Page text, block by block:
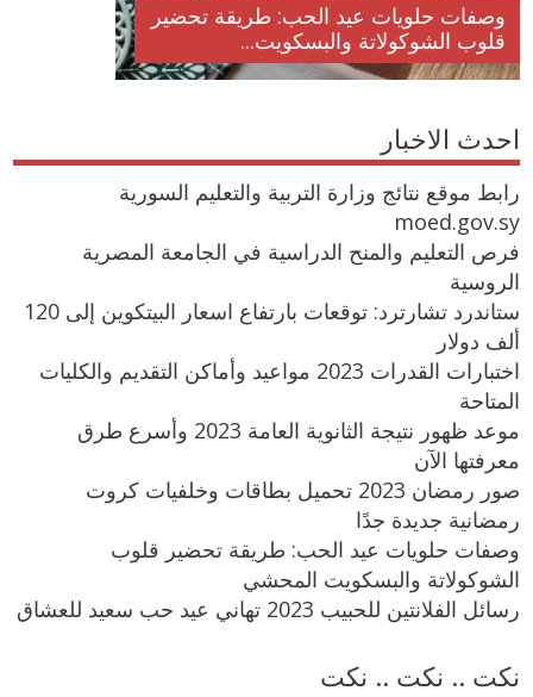
وصفات حلويات عيد الحب: طريقة تحضير
قلوب الشوكولاتة والبسكويت...
احدث الاخبار
رابط موقع نتائج وزارة التربية والتعليم السورية
moed.gov.sy
فرص التعليم والمنح الدراسية في الجامعة المصرية
الروسية
ستاندرد تشارترد: توقعات بارتفاع اسعار البيتكوين إلى 120
ألف دولار
اختبارات القدرات 2023 مواعيد وأماكن التقديم والكليات
المتاحة
موعد ظهور نتيجة الثانوية العامة 2023 وأسرع طرق
معرفتها الآن
صور رمضان 2023 تحميل بطاقات وخلفيات كروت
رمضانية جديدة جدًا
وصفات حلويات عيد الحب: طريقة تحضير قلوب
الشوكولاتة والبسكويت المحشي
رسائل الفلانتين للحبيب 2023 تهاني عيد حب سعيد للعشاق
نكت .. نكت .. نكت